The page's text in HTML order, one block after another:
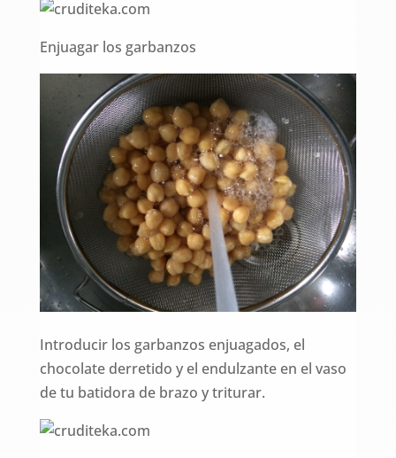
Enjuagar los garbanzos
Introducir los garbanzos enjuagados, el
chocolate derretido y el endulzante en el vaso
de tu batidora de brazo y triturar.